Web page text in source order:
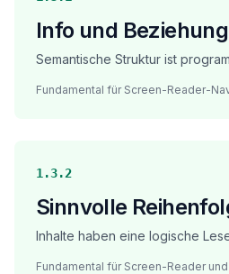
Info und
Semantische Struktur ist
Fundamental für Screen-Reader-
1.3.2
Sinnvolle
Inhalte haben eine logische
Fundamental für Screen-Reader